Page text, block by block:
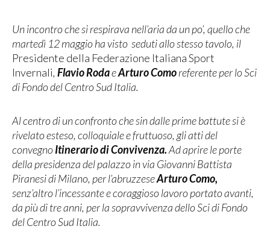
Un incontro che si respirava nell’aria da un po’, quello che
martedì 12 maggio ha visto seduti allo stesso tavolo, il
Presidente della Federazione Italiana Sport
Invernali, Flavio RodaeArturo Comoreferente per lo Sci
di Fondo del Centro Sud Italia.
Al centro di un confronto che sin dalle prime battute si è
rivelato esteso, colloquiale e fruttuoso, gli atti del
convegnoItinerario di Convivenza.Ad aprire le porte
della presidenza del palazzo in via Giovanni Battista
Piranesi di Milano, per l’abruzzeseArturoComo,
senz’altro l’incessante e coraggioso lavoro portato avanti,
da più di tre anni, per la sopravvivenza dello Sci di Fondo
del Centro Sud Italia.